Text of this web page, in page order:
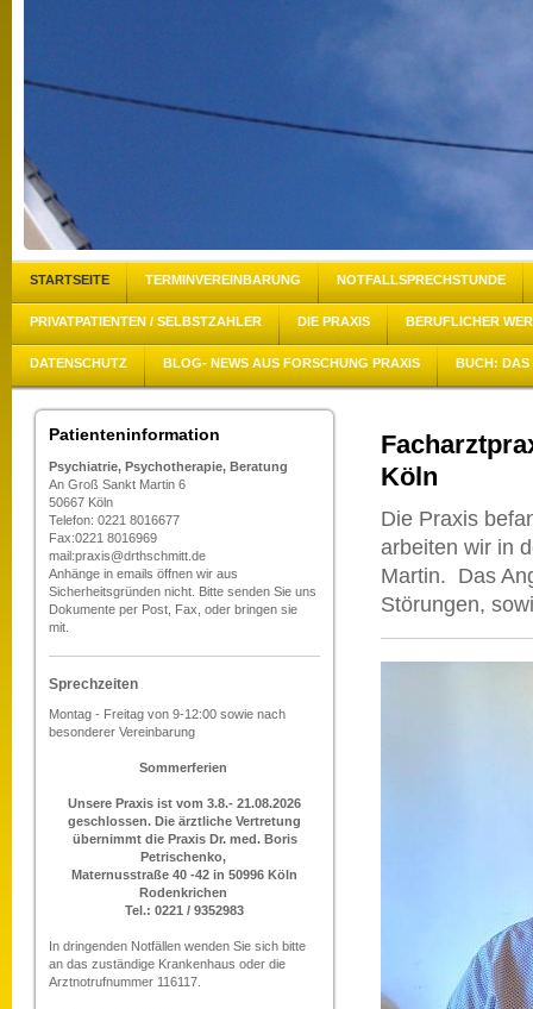
STARTSEITE TERMINVEREINBARUNG NOTFALLSPRECHSTUNDE
PRIVATPATIENTEN / SELBSTZAHLER DIE PRAXIS BERUFLICHER
DATENSCHUTZ BLOG- NEWS AUS FORSCHUNG PRAXIS BUCH: DAS
Patienteninformation
Psychiatrie, Psychotherapie, Beratung
An Groß Sankt Martin 6
50667 Köln
Telefon: 0221 8016677
Fax:0221 8016969
mail:praxis@drthschmitt.de
Anhänge in emails öffnen wir aus
Sicherheitsgründen nicht. Bitte senden Sie uns
Dokumente per Post, Fax, oder bringen sie
mit.
Sprechzeiten
Montag - Freitag von 9-12:00 sowie nach
besonderer Vereinbarung
Sommerferien
Unsere Praxis ist vom 3.8.- 21.08.2026
geschlossen. Die ärztliche Vertretung
übernimmt die Praxis Dr. med. Boris
Petrischenko,
Maternusstraße 40 -42 in 50996 Köln
Rodenkrichen
Tel.: 0221 / 9352983
In dringenden Notfällen wenden Sie sich bitte
an das zuständige Krankenhaus oder die
Arztnotrufnummer 116117.
Köln
Die Praxis
arbeiten wir in
Martin. Das
Störungen,